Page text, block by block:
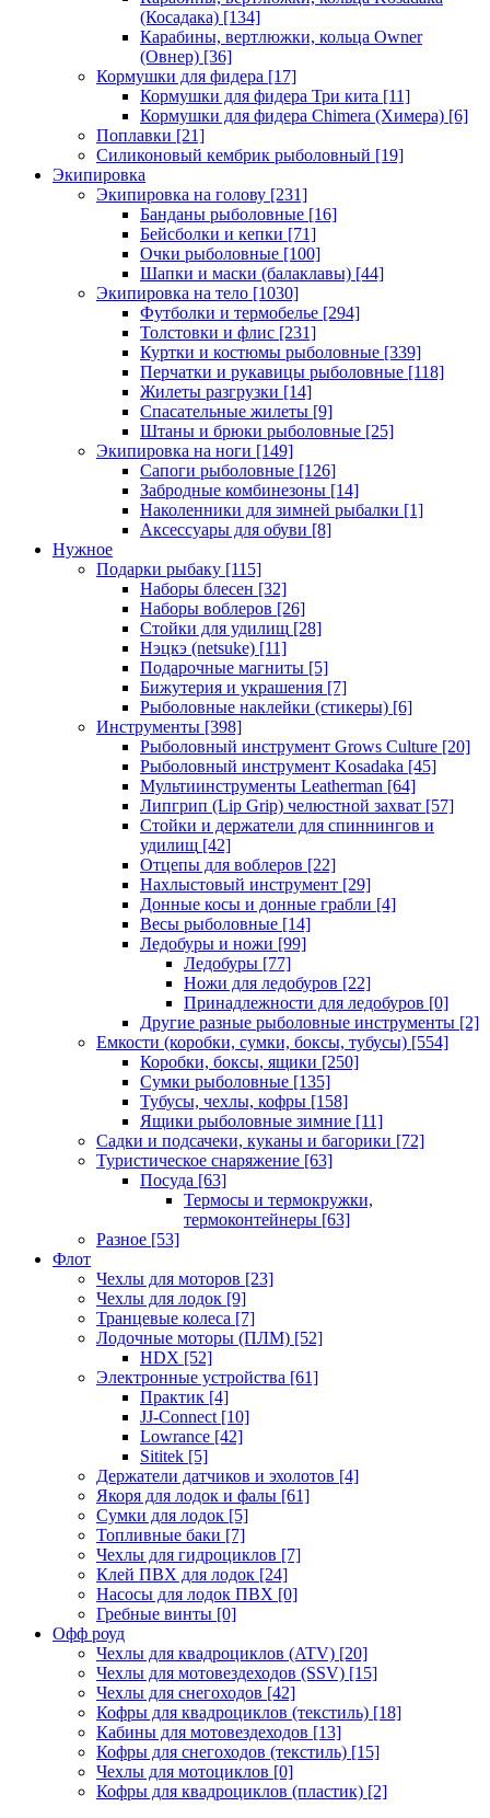
(Косадака) [134]
Карабины, вертлюжки, кольца Owner
(Овнер) [36]
Кормушки для фидера [17]
Кормушки для фидера Три кита [11]
Кормушки для фидера Chimera (Химера) [6]
Поплавки [21]
Силиконовый кембрик рыболовный [19]
Экипировка
Экипировка на голову [231]
Банданы рыболовные [16]
Бейсболки и кепки [71]
Очки рыболовные [100]
Шапки и маски (балаклавы) [44]
Экипировка на тело [1030]
Футболки и термобелье [294]
Толстовки и флис [231]
Куртки и костюмы рыболовные [339]
Перчатки и рукавицы рыболовные [118]
Жилеты разгрузки [14]
Спасательные жилеты [9]
Штаны и брюки рыболовные [25]
Экипировка на ноги [149]
Сапоги рыболовные [126]
Забродные комбинезоны [14]
Наколенники для зимней рыбалки [1]
Аксессуары для обуви [8]
Нужное
Подарки рыбаку [115]
Наборы блесен [32]
Наборы воблеров [26]
Стойки для удилищ [28]
Нэцкэ (netsuke) [11]
Подарочные магниты [5]
Бижутерия и украшения [7]
Рыболовные наклейки (стикеры) [6]
Инструменты [398]
Рыболовный инструмент Grows Culture [20]
Рыболовный инструмент Kosadaka [45]
Мультиинструменты Leatherman [64]
Липгрип (Lip Grip) челюстной захват [57]
Стойки и держатели для спиннингов и
удилищ [42]
Отцепы для воблеров [22]
Нахлыстовый инструмент [29]
Донные косы и донные грабли [4]
Весы рыболовные [14]
Ледобуры и ножи [99]
Ледобуры [77]
Ножи для ледобуров [22]
Принадлежности для ледобуров [0]
Другие разные рыболовные инструменты [2]
Емкости (коробки, сумки, боксы, тубусы) [554]
Коробки, боксы, ящики [250]
Сумки рыболовные [135]
Тубусы, чехлы, кофры [158]
Ящики рыболовные зимние [11]
Садки и подсачеки, куканы и багорики [72]
Туристическое снаряжение [63]
Посуда [63]
Термосы и термокружки,
термоконтейнеры [63]
Разное [53]
Флот
Чехлы для моторов [23]
Чехлы для лодок [9]
Транцевые колеса [7]
Лодочные моторы (ПЛМ) [52]
HDX [52]
Электронные устройства [61]
Практик [4]
JJ-Connect [10]
Lowrance [42]
Sititek [5]
Держатели датчиков и эхолотов [4]
Якоря для лодок и фалы [61]
Сумки для лодок [5]
Топливные баки [7]
Чехлы для гидроциклов [7]
Клей ПВХ для лодок [24]
Насосы для лодок ПВХ [0]
Гребные винты [0]
Офф роуд
Чехлы для квадроциклов (ATV) [20]
Чехлы для мотовездеходов (SSV) [15]
Чехлы для снегоходов [42]
Кофры для квадроциклов (текстиль) [18]
Кабины для мотовездеходов [13]
Кофры для снегоходов (текстиль) [15]
Чехлы для мотоциклов [0]
Кофры для квадроциклов (пластик) [2]